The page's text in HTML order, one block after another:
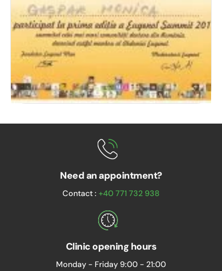
Need an appointment?
Contact : +40 771 732 938
Clinic opening hours
Monday - Friday 9:00 - 21:00